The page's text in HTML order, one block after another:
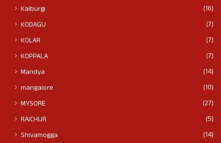
Kalburgi
(16)
KODAGU
(7)
KOLAR
(7)
KOPPALA
(7)
Mandya
(14)
mangalore
(10)
MYSORE
(27)
RAICHUR
(5)
Shivamogga
(14)